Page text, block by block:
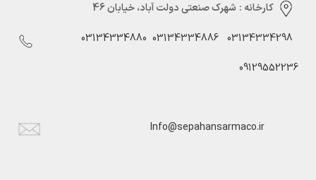
کارخانه : شهرک صنعتی دولت آباد، خیابان 46
03134334298
03134334886
03134334880
09129552236
Info@sepahansarmaco.ir